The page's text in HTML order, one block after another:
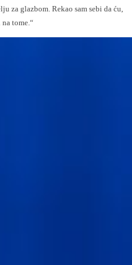
za glazbom. Rekao sam sebi da ću,
tome.“